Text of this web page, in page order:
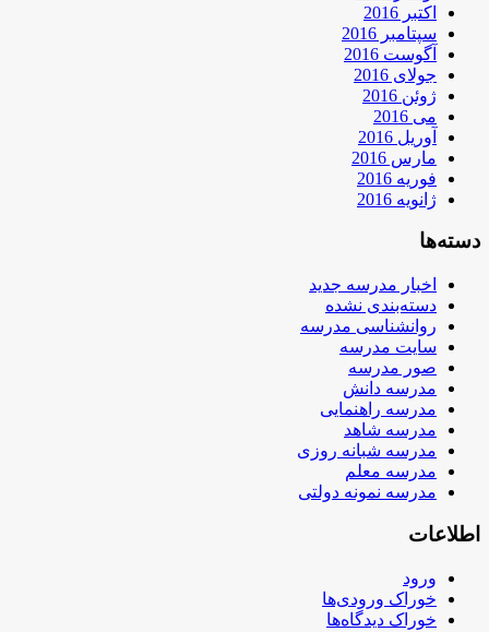
اکتبر 2016
سپتامبر 2016
آگوست 2016
جولای 2016
ژوئن 2016
می 2016
آوریل 2016
مارس 2016
فوریه 2016
ژانویه 2016
دسته‌ها
اخبار مدرسه جدید
دسته‌بندی نشده
روانشناسی مدرسه
سایت مدرسه
صور مدرسه
مدرسه دانش
مدرسه راهنمایی
مدرسه شاهد
مدرسه شبانه روزی
مدرسه معلم
مدرسه نمونه دولتی
اطلاعات
ورود
خوراک ورودی‌ها
خوراک دیدگاه‌ها